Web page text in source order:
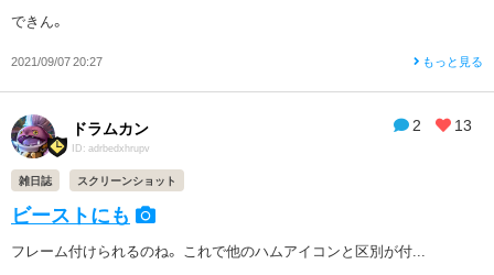
できん。
2021/09/07 20:27 もっと見る
2 13
ドラムカン
ID: adrbedxhrupv
雑日誌 スクリーンショット
ビーストにも
フレーム付けられるのね。 これで他のハムアイコンと区別が付...